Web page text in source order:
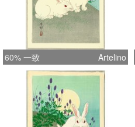
60% 一致 Artelino